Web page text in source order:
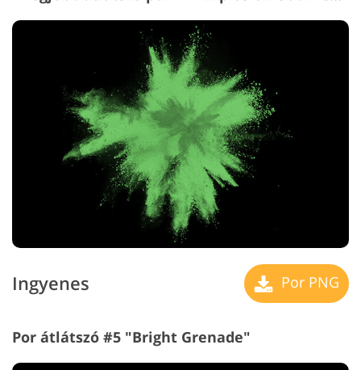
Ingyenes Por PNG
Por átlátszó #5 "Bright Grenade"